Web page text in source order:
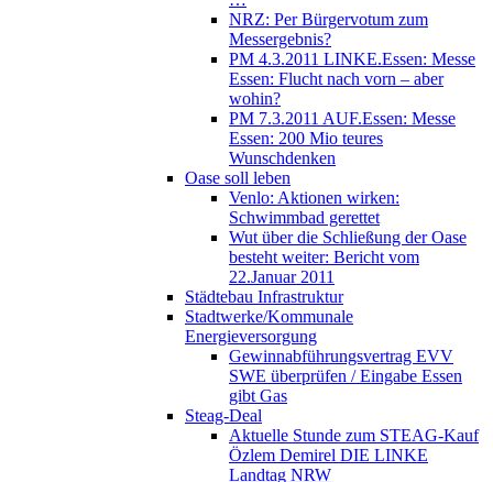
NRZ: Per Bürgervotum zum
Messergebnis?
PM 4.3.2011 LINKE.Essen: Messe
Essen: Flucht nach vorn – aber
wohin?
PM 7.3.2011 AUF.Essen: Messe
Essen: 200 Mio teures
Wunschdenken
Oase soll leben
Venlo: Aktionen wirken:
Schwimmbad gerettet
Wut über die Schließung der Oase
besteht weiter: Bericht vom
22.Januar 2011
Städtebau Infrastruktur
Stadtwerke/Kommunale
Energieversorgung
Gewinnabführungsvertrag EVV
SWE überprüfen / Eingabe Essen
gibt Gas
Steag-Deal
Aktuelle Stunde zum STEAG-Kauf
Özlem Demirel DIE LINKE
Landtag NRW